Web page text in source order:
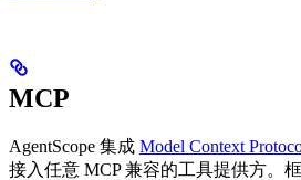
MCP
AgentScope 集成 Model Context
接入任意 MCP 兼容的工具提供方。